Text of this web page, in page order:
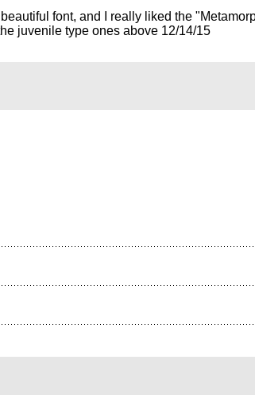
font, and I really liked the
juvenile type ones above 12/14/15